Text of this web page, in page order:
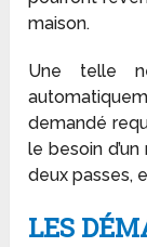
maison.
Une telle
demandé
le besoin
deux passes,
LES